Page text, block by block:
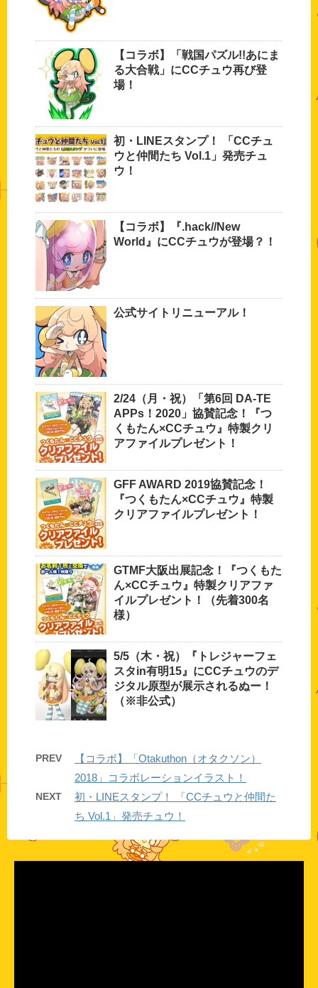
【コラボ】「戦国パズル!!あにま
る大合戦」にCCチュウ再び登
場！
初・LINEスタンプ！ 「CCチュ
ウと仲間たち Vol.1」発売チュ
ウ！
【コラボ】『.hack//New
World』にCCチュウが登場？！
公式サイトリニューアル！
2/24（月・祝）「第6回 DA-TE
APPs！2020」協賛記念！『つ
くもたん×CCチュウ』特製クリ
アファイルプレゼント！
GFF AWARD 2019協賛記念！
『つくもたん×CCチュウ』特製
クリアファイルプレゼント！
GTMF大阪出展記念！『つくもた
ん×CCチュウ』特製クリアファ
イルプレゼント！（先着300名
様）
5/5（木・祝）『トレジャーフェ
スタin有明15』にCCチュウのデ
ジタル原型が展示されるぬー！
（※非公式）
PREV
【コラボ】「Otakuthon（オタクソン）
2018」コラボレーションイラスト！
NEXT
初・LINEスタンプ！ 「CCチュウと仲間た
ち Vol.1」発売チュウ！